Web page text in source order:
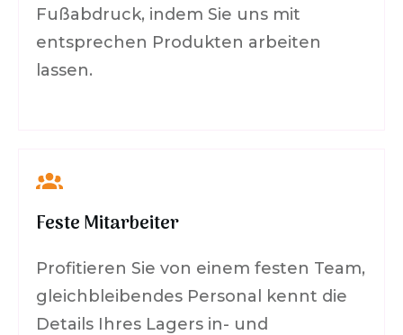
Fußabdruck, indem Sie uns mit
entsprechen Produkten arbeiten
lassen.
Feste Mitarbeiter
Profitieren Sie von einem festen Team,
gleichbleibendes Personal kennt die
Details Ihres Lagers in- und